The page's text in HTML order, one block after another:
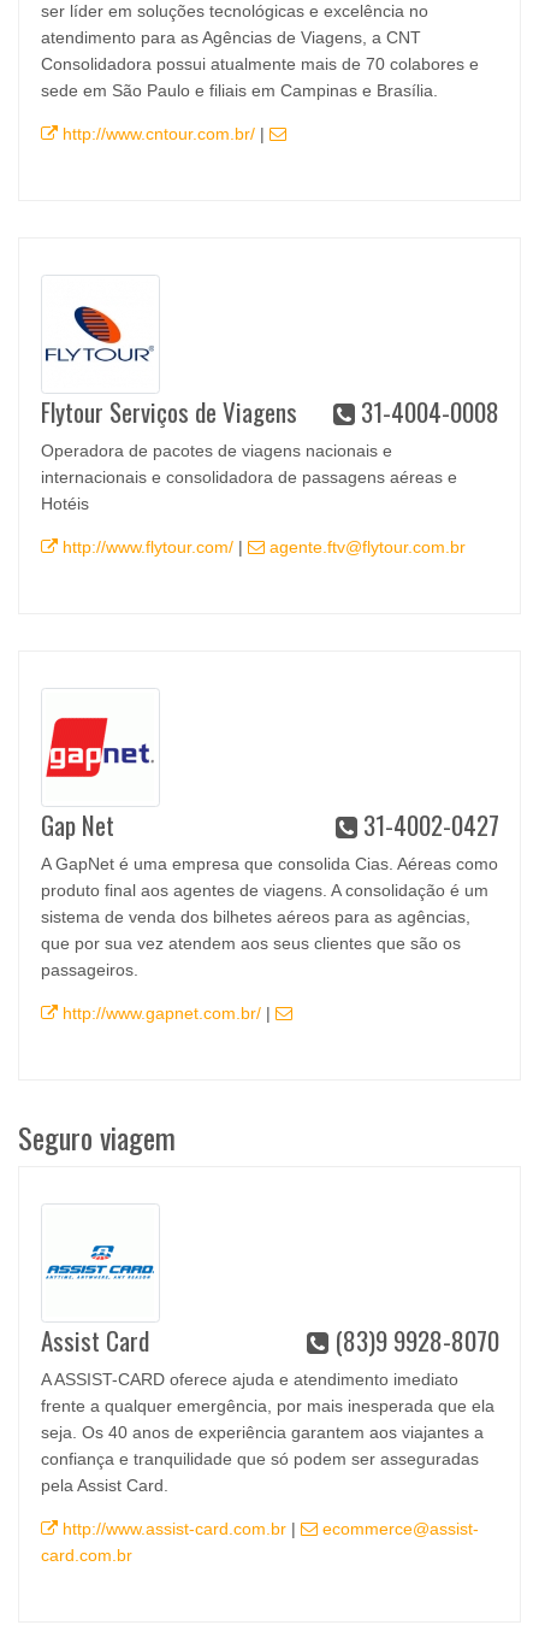
ser líder em soluções tecnológicas e excelência no
atendimento para as Agências de Viagens, a CNT
Consolidadora possui atualmente mais de 70 colabores e
sede em São Paulo e filiais em Campinas e Brasília.
http://www.cntour.com.br/|
Flytour Serviços de Viagens 31-4004-0008
Operadora de pacotes de viagens nacionais e
internacionais e consolidadora de passagens aéreas e
Hotéis
http://www.flytour.com/| agente.ftv@flytour.com.br
Gap Net 31-4002-0427
A GapNet é uma empresa que consolida Cias. Aéreas como
produto final aos agentes de viagens. A consolidação é um
sistema de venda dos bilhetes aéreos para as agências,
que por sua vez atendem aos seus clientes que são os
passageiros.
http://www.gapnet.com.br/|
Seguro viagem
Assist Card (83)9 9928-8070
A ASSIST-CARD oferece ajuda e atendimento imediato
frente a qualquer emergência, por mais inesperada que ela
seja. Os 40 anos de experiência garantem aos viajantes a
confiança e tranquilidade que só podem ser asseguradas
pela Assist Card.
http://www.assist-card.com.br|
ecommerce@assist-
card.com.br